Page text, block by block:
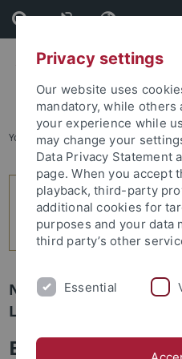
Skip
to
content
Skip
to
footer
You are here: Home ... 7
Newsletter Uni
Leute
Ein Leben für die
Privacy settings
Our website uses
mandatory, while others
your experience while
may change your
Data Privacy Statement
page. When you accept
playback, third-party
additional cookies for
purposes and your data
third party’s other
Essential